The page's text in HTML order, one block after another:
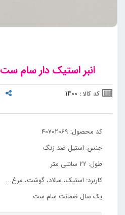
انبر استیک دار سام ست
کد کالا : 1400
کد محصول: 40702069
جنس: استیل ضد زنگ
طول: 22 سانتی متر
کاربرد: استیک، سالاد، گوشت، مرغ...
یک سال ضمانت سام ست